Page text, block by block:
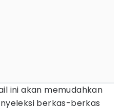
ini akan memudahkan
berkas-berkas